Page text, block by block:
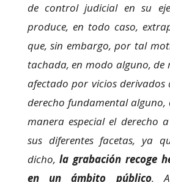
de control judicial en su
produce, en todo caso,
que, sin embargo, por tal
tachada, en modo alguno, de
afectado por vicios derivados
derecho fundamental alguno,
manera especial el derecho
sus diferentes facetas, ya
dicho,la grabación recoge
en un ámbito público.
algunas
desaparecerán
de la web.
Marketing
intereses y
comportamiento
nuestro sitio,
aumentas la
posibilidad de
ver contenido y